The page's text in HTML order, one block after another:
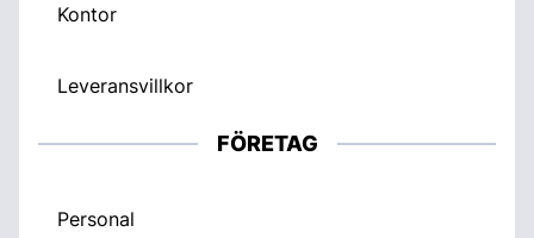
Kontor
Leveransvillkor
FÖRETAG
Personal